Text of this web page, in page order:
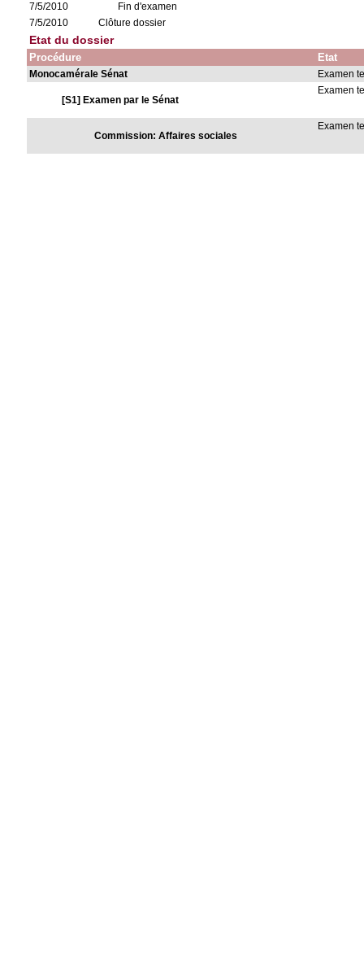
7/5/2010
Fin d'examen
7/5/2010
Clôture dossier
Etat du dossier
Procédure Etat
Monocamérale Sénat Examen
[S1] Examen par le Sénat
Examen
Commission: Affaires sociales
Examen